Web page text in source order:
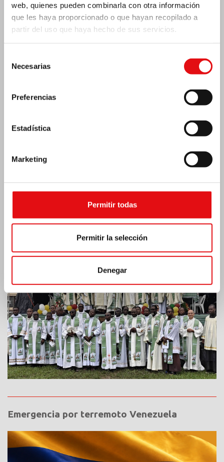
web, quienes pueden combinarla con otra información
que les haya proporcionado o que hayan recopilado a
partir del uso que haya hecho de sus servicios.
Necesarias
Preferencias
Estadística
Marketing
Permitir todas
Permitir la selección
Denegar
Costa de Marfil: Doble jubileo de plata
Emergencia por terremoto Venezuela